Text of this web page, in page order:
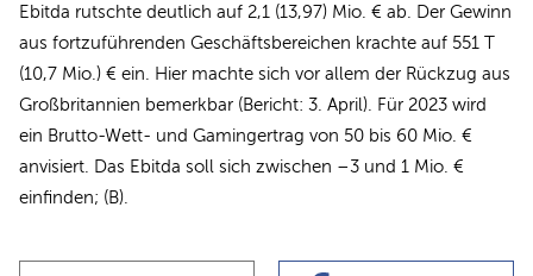
Ebitda rutschte deutlich auf 2,1 (13,97) Mio. € ab. Der Gewinn
aus fortzuführenden Geschäftsbereichen krachte auf 551 T
(10,7 Mio.) € ein. Hier machte sich vor allem der Rückzug aus
Großbritannien bemerkbar (Bericht: 3. April). Für 2023 wird
ein Brutto-Wett- und Gamingertrag von 50 bis 60 Mio. €
anvisiert. Das Ebitda soll sich zwischen –3 und 1 Mio. €
einfinden; (B).